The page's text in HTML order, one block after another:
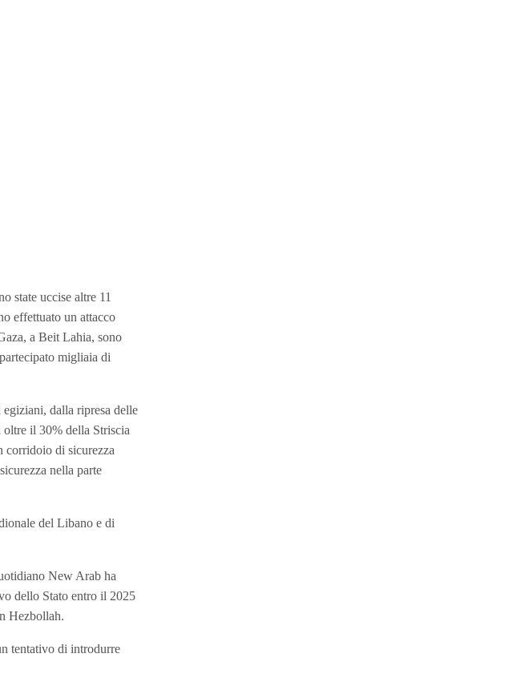
state uccise altre 11
effettuato un attacco
a Beit Lahia, sono
migliaia di
dalla ripresa delle
il 30% della Striscia
corridoio di sicurezza
nella parte
del Libano e di
New Arab ha
dello Stato entro il 2025
Hezbollah.
tentativo di introdurre